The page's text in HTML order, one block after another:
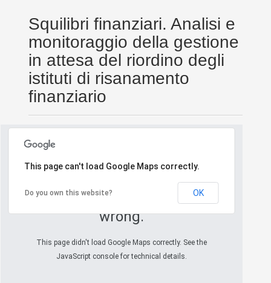
Squilibri finanziari. Analisi e
monitoraggio della gestione
in attesa del riordino degli
istituti di risanamento
finanziario
Oops! Something went
wrong.
This page didn't load Google Maps correctly. See the
JavaScript console for technical details.
This page can't load Google Maps correctly.
Do you own this website? OK